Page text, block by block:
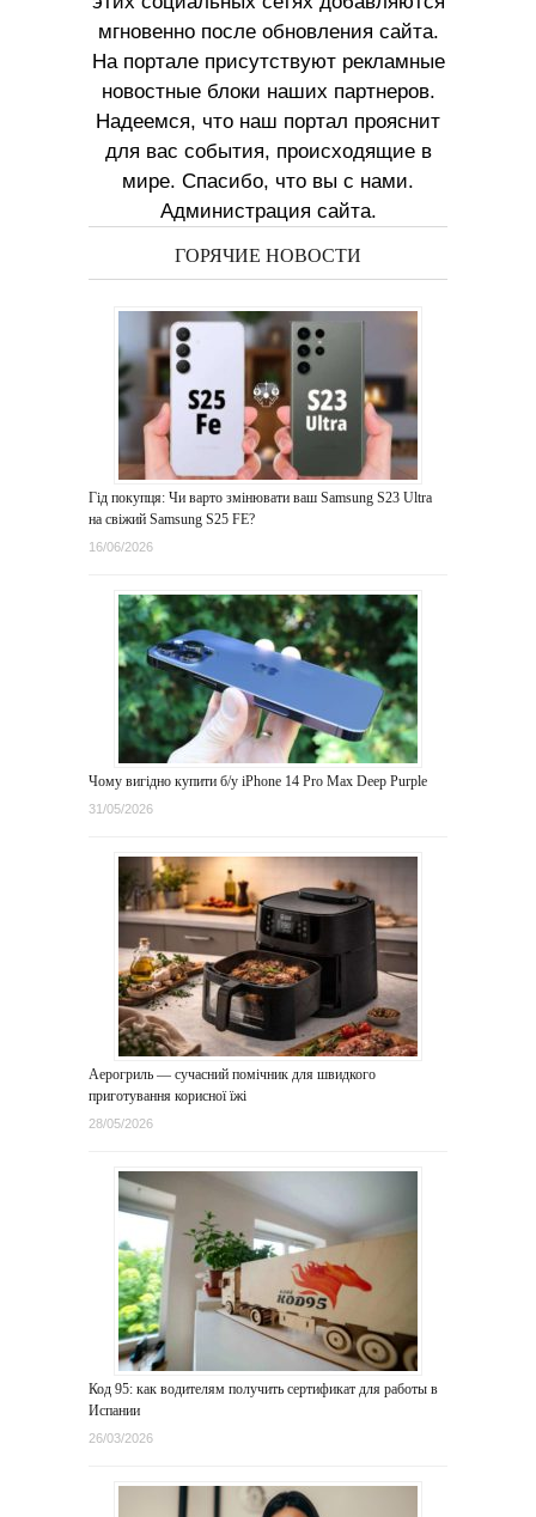
мгновенно после обновления сайта.
На портале присутствуют рекламные
новостные блоки наших партнеров.
Надеемся, что наш портал прояснит
для вас события, происходящие в
мире. Спасибо, что вы с нами.
Администрация сайта.
ГОРЯЧИЕ НОВОСТИ
Гід покупця: Чи варто змінювати ваш Samsung S23 Ultra
на свіжий Samsung S25 FE?
16/06/2026
Чому вигідно купити б/у iPhone 14 Pro Max Deep Purple
31/05/2026
Аерогриль — сучасний помічник для швидкого
приготування корисної їжі
28/05/2026
Код 95: как водителям получить сертификат для работы в
Испании
26/03/2026